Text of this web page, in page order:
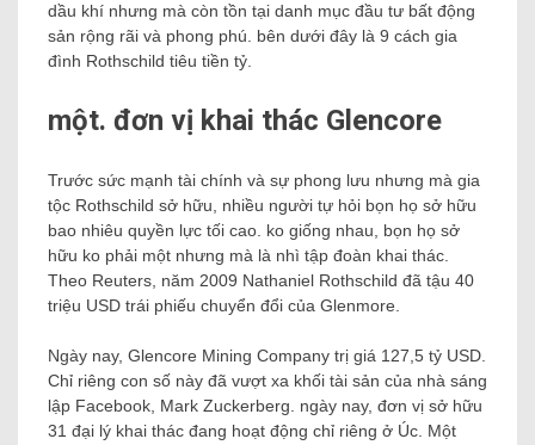
dầu khí nhưng mà còn tồn tại danh mục đầu tư bất động
sản rộng rãi và phong phú. bên dưới đây là 9 cách gia
đình Rothschild tiêu tiền tỷ.
một. đơn vị khai thác Glencore
Trước sức mạnh tài chính và sự phong lưu nhưng mà gia
tộc Rothschild sở hữu, nhiều người tự hỏi bọn họ sở hữu
bao nhiêu quyền lực tối cao. ko giống nhau, bọn họ sở
hữu ko phải một nhưng mà là nhì tập đoàn khai thác.
Theo Reuters, năm 2009 Nathaniel Rothschild đã tậu 40
triệu USD trái phiếu chuyển đổi của Glenmore.
Ngày nay, Glencore Mining Company trị giá 127,5 tỷ USD.
Chỉ riêng con số này đã vượt xa khối tài sản của nhà sáng
lập Facebook, Mark Zuckerberg. ngày nay, đơn vị sở hữu
31 đại lý khai thác đang hoạt động chỉ riêng ở Úc. Một